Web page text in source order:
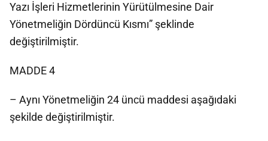
Yazı İşleri Hizmetlerinin Yürütülmesine Dair
Yönetmeliğin Dördüncü Kısmı” şeklinde
değiştirilmiştir.
MADDE 4
– Aynı Yönetmeliğin 24 üncü maddesi aşağıdaki
şekilde değiştirilmiştir.